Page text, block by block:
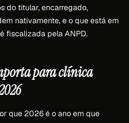
do titular, encarregado,
nativamente, e o que está em
fiscalizada pela ANPD.
para clínica
que 2026 é o ano em que